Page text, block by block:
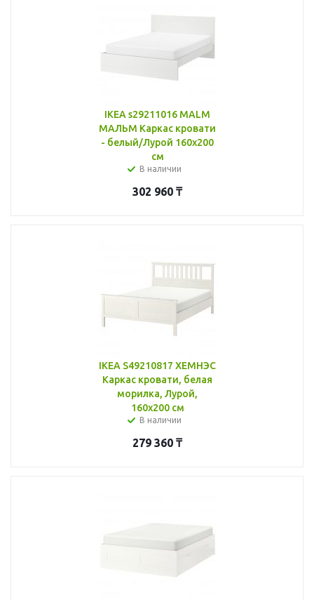
IKEA s29211016 MALM
МАЛЬМ Каркас кровати
- белый/Лурой 160x200
см
В наличии
302 960 ₸
IKEA S49210817 ХЕМНЭС
Каркас кровати, белая
морилка, Лурой,
160x200 см
В наличии
279 360 ₸